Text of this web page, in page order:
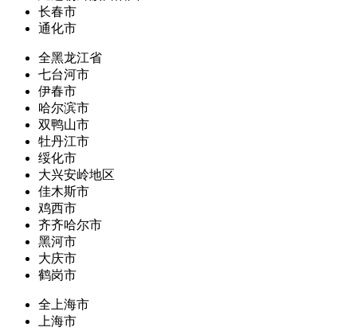
长春市
通化市
全黑龙江省
七台河市
伊春市
哈尔滨市
双鸭山市
牡丹江市
绥化市
大兴安岭地区
佳木斯市
鸡西市
齐齐哈尔市
黑河市
大庆市
鹤岗市
全上海市
上海市